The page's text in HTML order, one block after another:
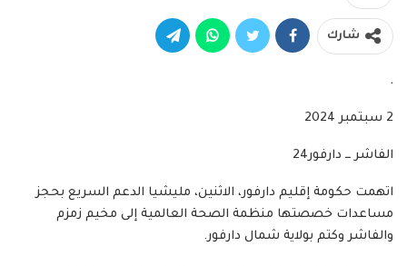
شارك
.
2 سبتمبر 2024
الفاشر ــ دارفور24
اتهمت حكومة إقليم دارفور، الاثنين، مليشيا الدعم السريع بحجز
مساعدات خصصتها منظمة الصحة العالمية إلى مخيم زمزم
والفاشر وكتم بولاية شمال دارفور.